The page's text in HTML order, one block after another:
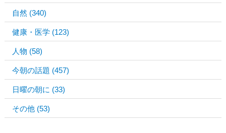
自然 (340)
健康・医学 (123)
人物 (58)
今朝の話題 (457)
日曜の朝に (33)
その他 (53)